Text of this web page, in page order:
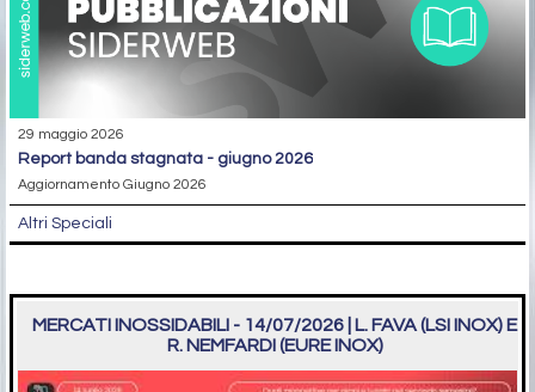
29 maggio 2026
report banda stagnata - giugno 2026
Aggiornamento Giugno 2026
Altri Speciali
MERCATI INOSSIDABILI - 14/07/2026 | L. FAVA (LSI INOX) E
R. NEMFARDI (EURE INOX)